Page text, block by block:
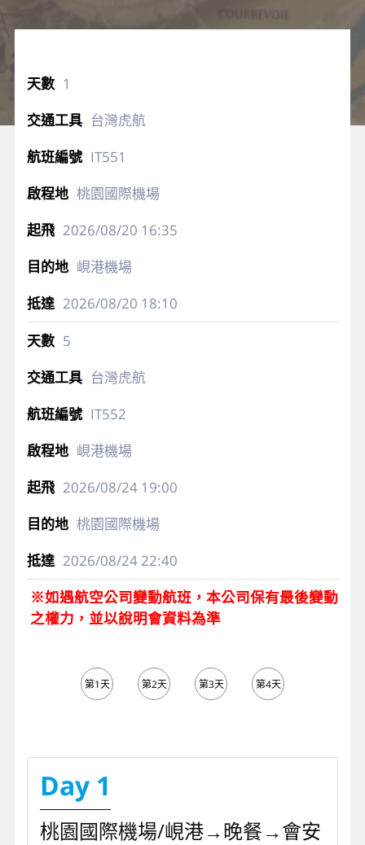
1
台灣虎航
IT551
桃園國際機場
2026/08/20 16:35
峴港機場
2026/08/20 18:10
5
台灣虎航
IT552
峴港機場
2026/08/2419:00
桃園國際機場
2026/08/2422:40
※如遇航空公司變動航班，本公司保有最後變動
之權力，並以說明會資料為準
第1天 第2天 第3天 第4天
Day 1
桃園國際機場/峴港→晚餐→會安